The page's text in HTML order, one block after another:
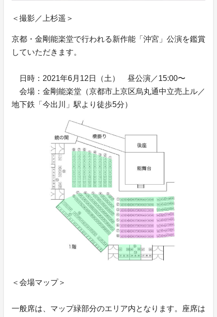
＜撮影／上杉遥＞
京都・金剛能楽堂で行われる新作能「沖宮」公演を鑑賞
していただきます。
日時：2021年6月12日（土） 昼公演／15:00〜
会場：金剛能楽堂（京都市上京区烏丸通中立売上ル／
地下鉄「今出川」駅より徒歩5分）
＜会場マップ＞
一般席は、マップ緑部分のエリア内となります。座席は